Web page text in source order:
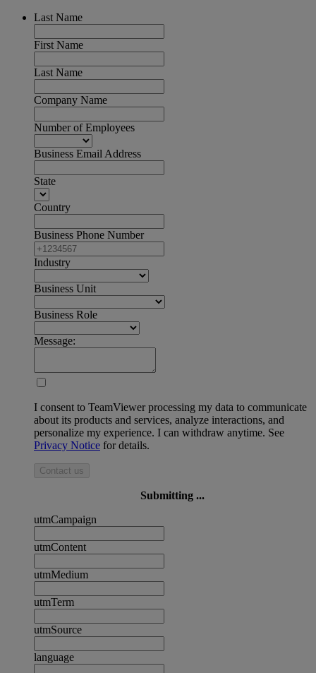
Last Name
First Name
Last Name
Company Name
Number of Employees
Business Email Address
State
Country
Business Phone Number
Industry
Business Unit
Business Role
Message:
I consent to TeamViewer processing my data to communicate
about its products and services, analyze interactions, and
personalize my experience. I can withdraw anytime. See
Privacy Notice for details.
Contact us
Submitting ...
utmCampaign
utmContent
utmMedium
utmTerm
utmSource
language